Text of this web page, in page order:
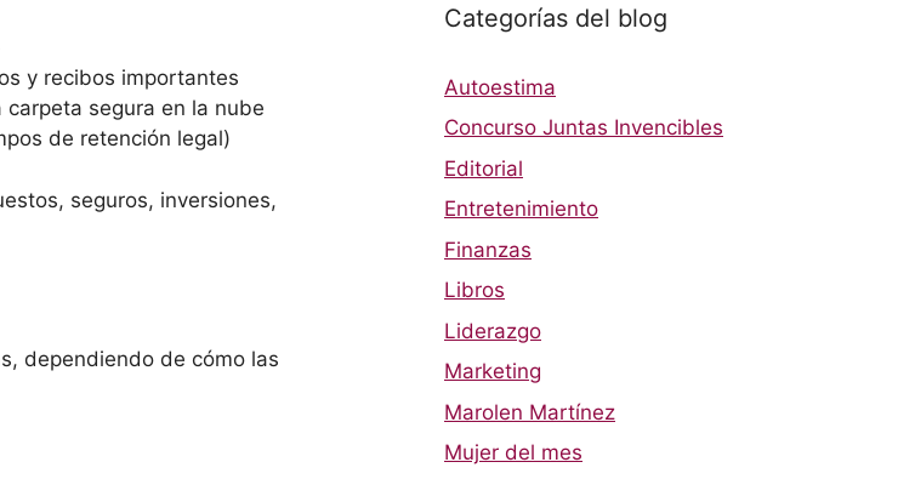
y recibos importantes
segura en la nube
de retención legal)
seguros, inversiones,
dependiendo de cómo las
Categorías del blog
Autoestima
Concurso Juntas Invencibles
Editorial
Entretenimiento
Finanzas
Libros
Liderazgo
Marketing
Marolen Martínez
Mujer del mes